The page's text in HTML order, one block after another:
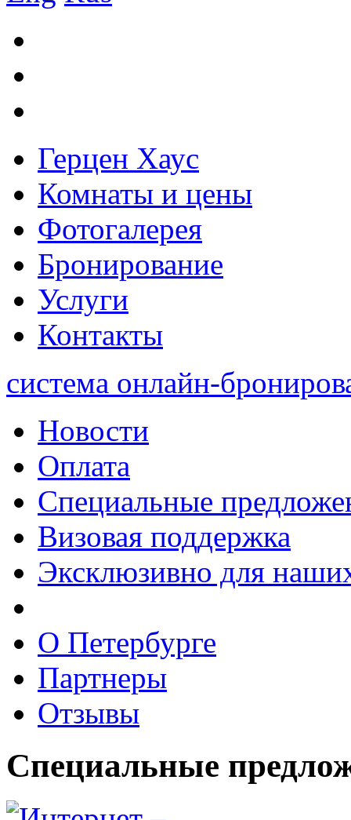
Герцен Хаус
Комнаты и цены
Фотогалерея
Бронирование
Услуги
Контакты
система онлайн-
Новости
Оплата
Специальные
Визовая поддержка
Эксклюзивно для
О Петербурге
Партнеры
Отзывы
Специальные